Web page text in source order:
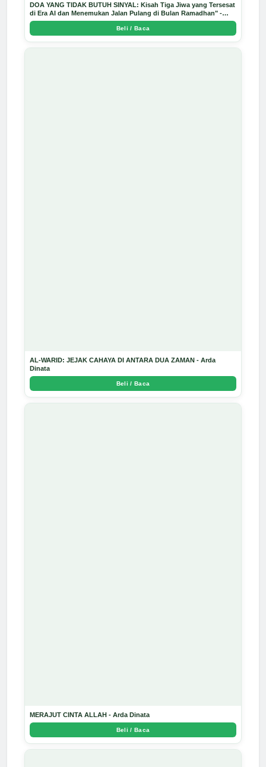
DOA YANG TIDAK BUTUH SINYAL: Kisah Tiga Jiwa yang Tersesat
di Era AI dan Menemukan Jalan Pulang di Bulan Ramadhan" -
Arda Dinata
Beli / Baca
AL-WARID: JEJAK CAHAYA DI ANTARA DUA ZAMAN - Arda
Dinata
Beli / Baca
MERAJUT CINTA ALLAH - Arda Dinata
Beli / Baca